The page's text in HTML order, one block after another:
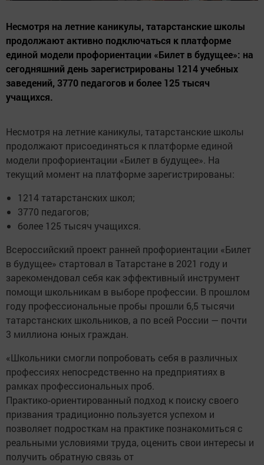
Несмотря на летние каникулы, татарстанские школы
продолжают активно подключаться к платформе
единой модели профориентации «Билет в будущее»: на
сегодняшний день зарегистрированы 1214 учебных
заведений, 3770 педагогов и более 125 тысяч
учащихся.
Несмотря на летние каникулы, татарстанские школы
продолжают присоединяться к платформе единой
модели профориентации «Билет в будущее». На
текущий момент на платформе зарегистрированы:
1214 татарстанских школ;
3770 педагогов;
более 125 тысяч учащихся.
Всероссийский проект ранней профориентации «Билет
в будущее» стартовал в Татарстане в 2021 году и
зарекомендовал себя как эффективный инструмент
помощи школьникам в выборе профессии. В прошлом
году профессиональные пробы прошли 6,5 тысячи
татарстанских школьников, а по всей России — почти
3 миллиона юных граждан.
«Школьники смогли попробовать себя в различных
профессиях непосредственно на предприятиях в
рамках профессиональных проб.
Практико‑ориентированный подход к поиску своего
призвания традиционно пользуется успехом и
позволяет подросткам на практике познакомиться с
реальными условиями труда, оценить свои интересы и
получить обратную связь от